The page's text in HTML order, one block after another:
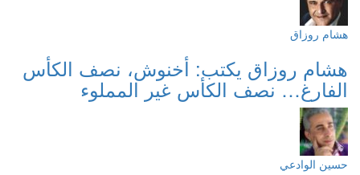
هشام روزاق
هشام روزاق يكتب: أخنوش، نصف الكأس
الفارغ… نصف الكأس غير المملوء
حسين الوادعي